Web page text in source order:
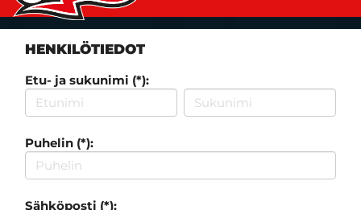
HENKILÖTIEDOT
Etu- ja sukunimi (*):
Puhelin (*):
Sähköposti (*):